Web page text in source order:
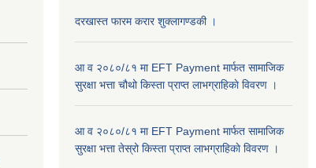
दरखास्त फारम करार शुक्लागण्डकी ।
आ व २०८०/८१ मा EFT Payment मार्फत सामाजिक
सुरक्षा भत्ता चौथो किस्ता प्राप्त लाभग्राहिकाे विवरण ।
आ व २०८०/८१ मा EFT Payment मार्फत सामाजिक
सुरक्षा भत्ता तेस्रो किस्ता प्राप्त लाभग्राहिकाे विवरण ।